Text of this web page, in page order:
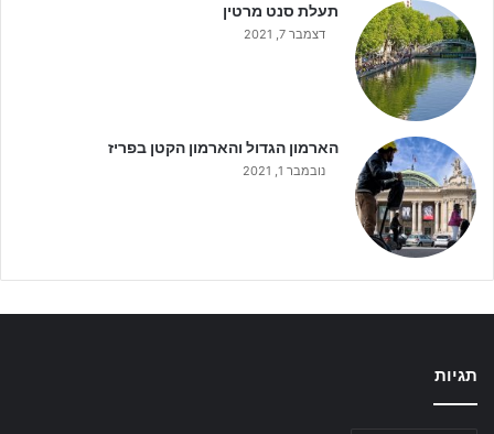
תעלת סנט מרטין
דצמבר 7, 2021
הארמון הגדול והארמון הקטן בפריז
נובמבר 1, 2021
תגיות